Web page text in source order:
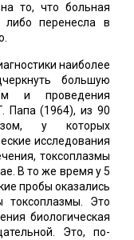
то, что больная
либо перенесла в
наиболее
большую
и проведения
Папа (1964), из 90
у которых
исследования
токсоплазмы
В то же время у 5
пробы оказались
Это
биологическая
Это, по-